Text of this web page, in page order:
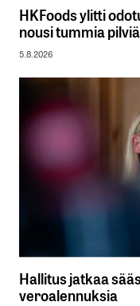
HKFoods ylitti
nousi tummia pilviä
5.8.2026
Hallitus jatkaa
veroalennuksia